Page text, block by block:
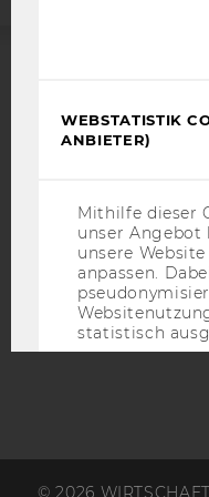
EQUIS
AMBA
© 2026
WEBSTATISTIK
ANBIETER)
Mithilfe dieser
unser Angebot
unsere
anpassen.
statistisch